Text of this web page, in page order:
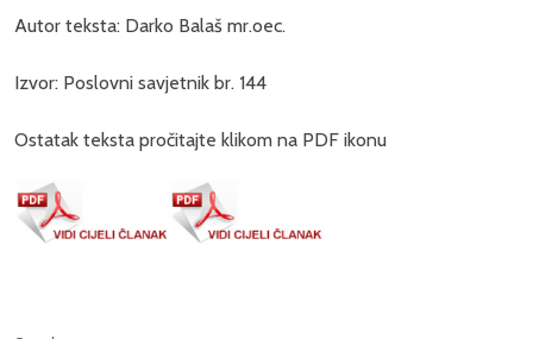
Autor teksta: Darko Balaš mr.oec.
Izvor: Poslovni savjetnik br. 144
Ostatak teksta pročitajte klikom na PDF ikonu